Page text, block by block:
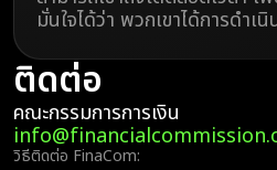
มั่นใจได้ว่า พวกเขาได้การดำเ
ติดต่อ
คณะกรรมการการเงิน
วิธีติดต่อ FinaCom: